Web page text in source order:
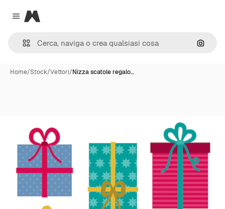
Close menu
Magnific
Cerca
Home/Stock/Vettori/Nizza scatole regalo…